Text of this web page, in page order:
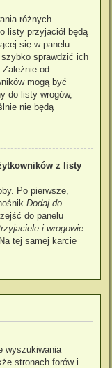
różnych
listy przyjaciół będą
się w panelu
sprawdzić ich
od
mogą być
do listy wrogów,
nie będą
z listy
Po pierwsze,
Dodaj do
do panelu
i wrogowie
tej samej karcie
wyszukiwania
stronach forów i